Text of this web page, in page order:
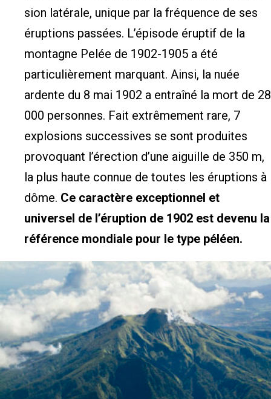
sion latérale, unique par la fréquence de ses
éruptions passées. L’épisode éruptif de la
montagne Pelée de 1902-1905 a été
particulièrement marquant. Ainsi, la nuée
ardente du 8 mai 1902 a entraîné la mort de 28
000 personnes. Fait extrêmement rare, 7
explosions successives se sont produites
provoquant l’érection d’une aiguille de 350 m,
la plus haute connue de toutes les éruptions à
dôme. Ce caractère exceptionnel et
universel de l’éruption de 1902 est devenu la
référence mondiale pour le type péléen.